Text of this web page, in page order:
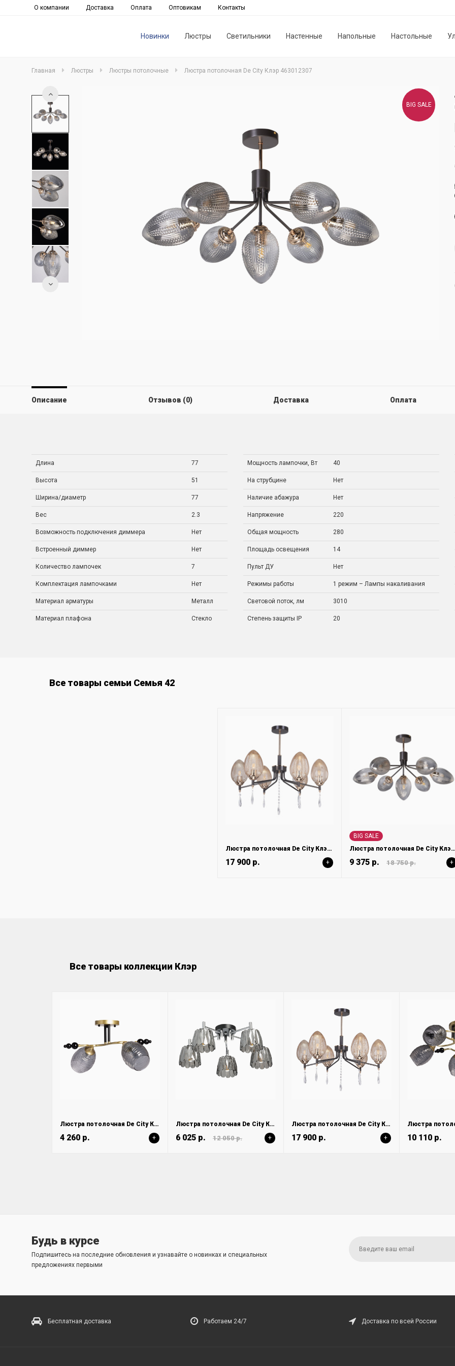
Новинки Люстры Светильники Настенные Напольные Настольные
О компании Доставка Оплата Оптовикам Контакты
Главная Люстры Люстры потолочные Люстра потолочная De City Клэр 463012307
BIG SALE
Описание Отзывов (0) Доставка Оплата
Длина 77
Высота 51
Ширина/диаметр 77
Вес 2.3
Возможность подключения диммера Нет
Встроенный диммер Нет
Количество лампочек 7
Комплектация лампочками Нет
Материал арматуры Металл
Материал плафона Стекло
Мощность лампочки, Вт 40
На струбцине Нет
Наличие абажура Нет
Напряжение 220
Общая мощность 280
Площадь освещения 14
Пульт ДУ Нет
Режимы работы 1 режим – Лампы накаливания
Световой поток, лм 3010
Степень защиты IP 20
Все товары семьи Семья 42
Люстра потолочная De City Клэр 463012206
17 900 р. +
BIG SALE
Люстра потолочная De City Клэр 463012307
9 375 р. 18 750 р. +
Все товары коллекции Клэр
Люстра потолочная De City Клэр 463012402
4 260 р. +
Люстра потолочная De City Клэр 463012105
6 025 р. 12 050 р. +
Люстра потолочная De City Клэр 463012206
17 900 р. + 10 110 р.
Будь в курсе
Подпишитесь на последние обновления и узнавайте о новинках и специальных
предложениях первыми
Бесплатная доставка Работаем 24/7 Доставка по всей России